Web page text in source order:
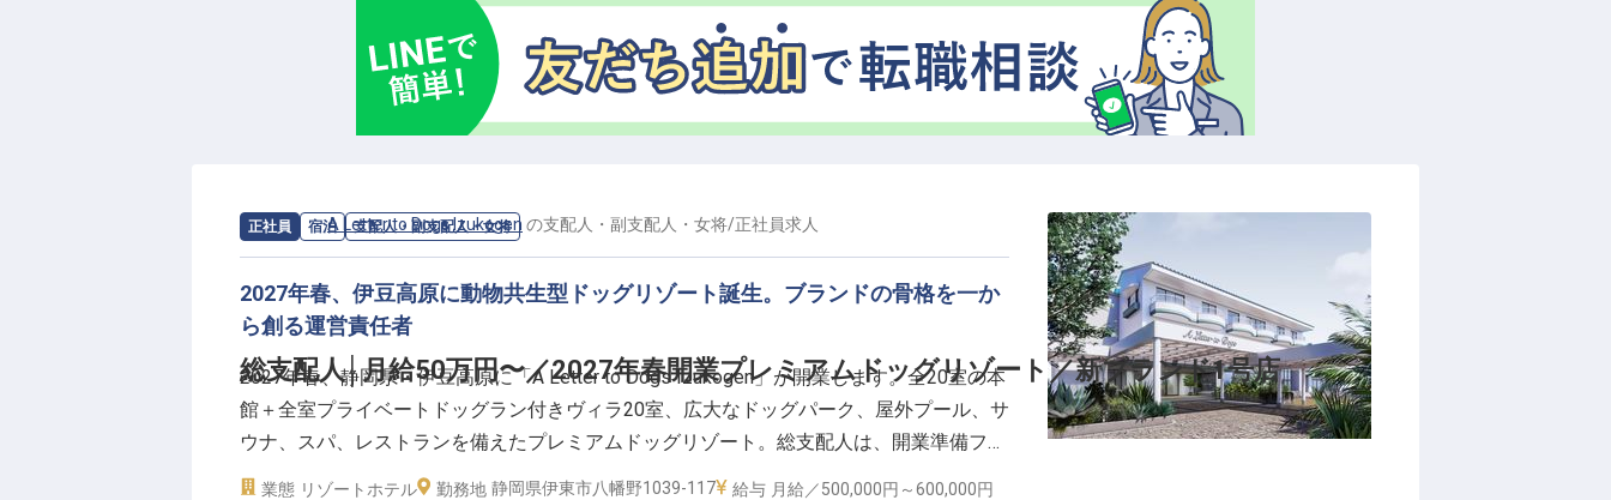
■産休・育休取得実績多数(女性100%取得、男性取得実績多数)
目の前のゲストの声に耳を傾け、愛犬への想いをきっかけに”仲間が集まる場所”を育てて
いく。さらに、現場で生まれた温かなストーリーをPR活動を通じて発信し、まだ見ぬフ
ュニティの魅力になる、自由度の高い挑戦です。社割(自社運営レストラン・ホテル)、昇
給査定年2回(5月・11月)、交通費月3万円まで支給。
正社員 宿泊 支配人・副支配人・女将
総支配人│月給50万円〜／2027年春開業プレミアムドッグリゾート／新ブランド1号店
求人情報：A Letter to Dogs Izukogen の支配人・副支配人・女将/正社員求人
2027年春、伊豆高原に動物共生型ドッグリゾート誕生。ブランドの骨格を一か
ら創る運営責任者
2027年春、静岡県・伊豆高原に「A Letter to Dogs Izukogen」が開業します。全20室の本
館＋全室プライベートドッグラン付きヴィラ20室、広大なドッグパーク、屋外プール、サ
ウナ、スパ、レストランを備えたプレミアムドッグリゾート。総支配人は、開業準備フェ
ーズから運営全般のマネジメントを担い、ブランドのビジョンを最高水準のサービスへと
業態 リゾートホテル 勤務地 静岡県伊東市八幡野1039-117 給与 月給／500,000円～600,000円